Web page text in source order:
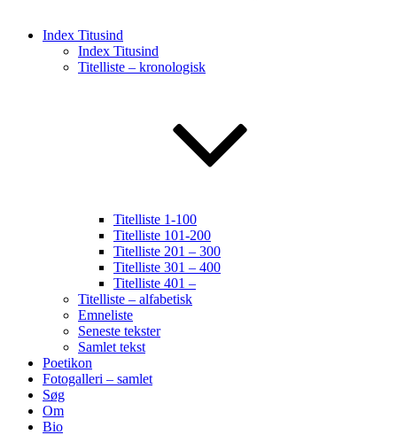
Index Titusind
Index Titusind
Titelliste – kronologisk
Titelliste 1-100
Titelliste 101-200
Titelliste 201 – 300
Titelliste 301 – 400
Titelliste 401 –
Titelliste – alfabetisk
Emneliste
Seneste tekster
Samlet tekst
Poetikon
Fotogalleri – samlet
Søg
Om
Bio